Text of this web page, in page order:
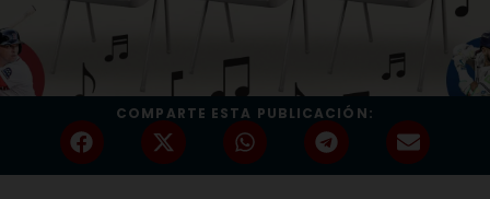
COMPARTE ESTA PUBLICACIÓN: